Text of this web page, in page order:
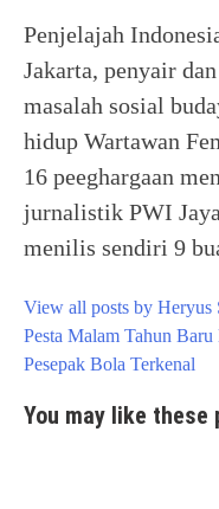
Penjelajah
Jakarta, penyair
masalah sosial
hidup Wartawan
16 peeghargaan
jurnalistik PWI
menilis sendiri 9
View all posts by Heryus
Post
navigation
Pesta Malam Tahun
Pesepak Bola Terkenal
You may like these